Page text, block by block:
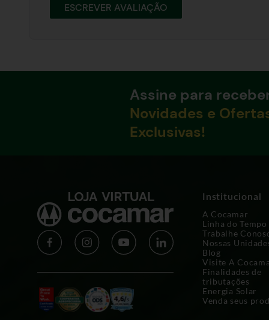
ESCREVER AVALIAÇÃO
Assine para
Novidades e
Exclusivas!
Institucional
A Cocamar
Linha do Tempo
Trabalhe
Nossas
Blog
Visite A
Finalidades de
tributações
Energia Solar
Venda seus